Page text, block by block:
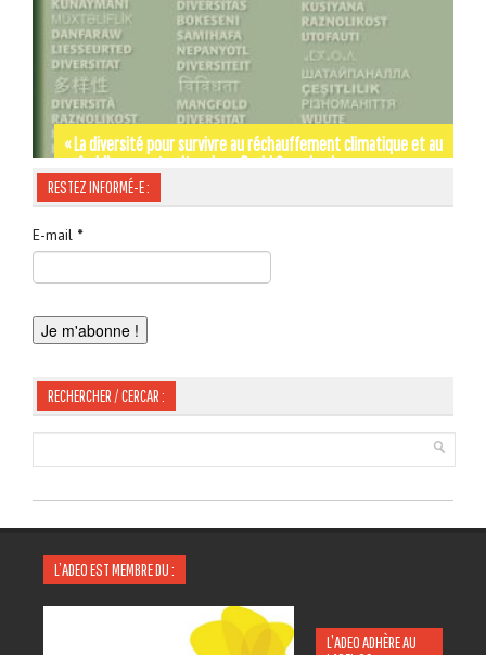
« La diversité pour survivre au réchauffement climatique et au
refroidissement culturel » — David Grosclaude
Par les rues et les chemins de SIGNES-SIGNA – Gérard Tautil
Occitània Moments d’Histoire de Jordi LABOUYSSE
RESTEZ INFORMÉ-E :
E-mail *
RECHERCHER / CERCAR :
L’ADEO EST MEMBRE DU :
L’ADEO ADHÈRE AU